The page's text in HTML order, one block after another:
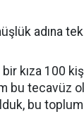
adına
bir kıza 100
bu tecavüz
bu toplum